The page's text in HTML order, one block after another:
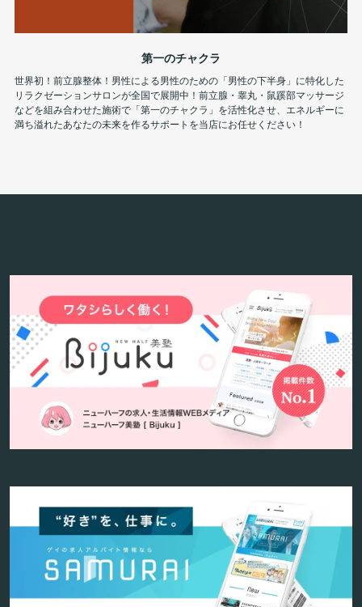
第一のチャクラ
世界初！前立腺整体！男性による男性のための「男性の下半身」に特化した
リラクゼーションサロンが全国で展開中！前立腺・睾丸・鼠蹊部マッサージ
などを組み合わせた施術で「第一のチャクラ」を活性化させ、エネルギーに
満ち溢れたあなたの未来を作るサポートを当店にお任せください！